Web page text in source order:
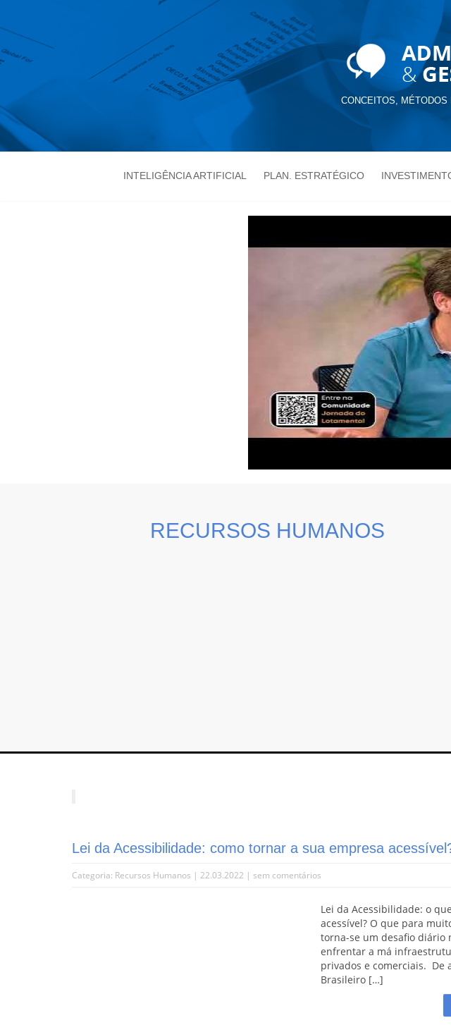
CONCEITOS,
INTELIGÊNCIA ARTIFICIAL PLAN. ESTRATÉGICO
RECURSOS HUMANOS
Lei da Acessibilidade: como tornar a sua empresa
Categoria: Recursos Humanos | 22.03.2022 | sem comentários
Lei da Acessibilidade: o
acessível? O que para
torna-se um desafio diário
enfrentar a má
privados e comerciais. De
Brasileiro […]